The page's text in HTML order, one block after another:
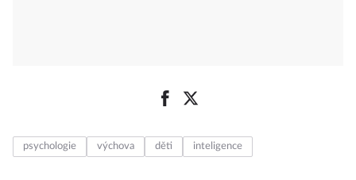
psychologie výchova děti inteligence